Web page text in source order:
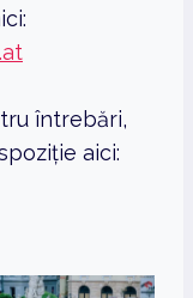
întrebări,
aici: